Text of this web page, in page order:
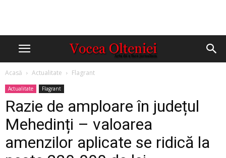
Acasă Actualitate Flagrant
Actualitate Flagrant
Razie de amploare în județul
Mehedinți – valoarea
amenzilor aplicate se ridică la